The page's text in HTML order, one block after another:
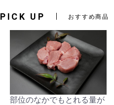
PICK UP おすすめ商品
部位のなかでもとれる量が